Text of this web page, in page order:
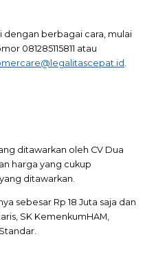
dengan berbagai cara, mulai
081285115811 atau
ditawarkan oleh CV Dua
harga yang cukup
ditawarkan.
sebesar Rp 18 Juta saja dan
SK KemenkumHAM,